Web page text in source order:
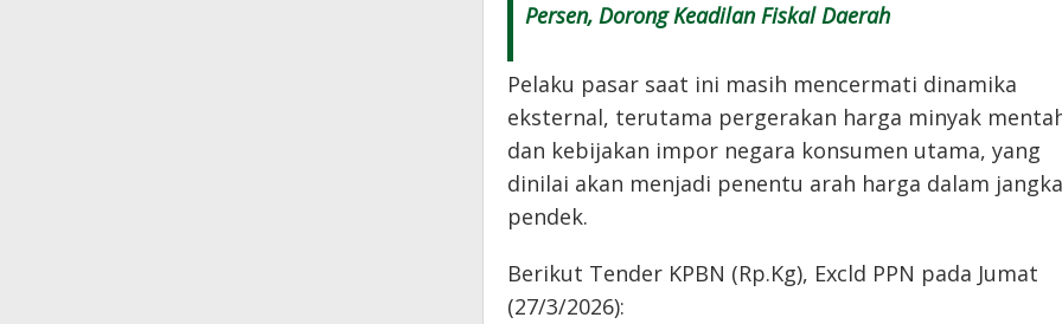
Persen, Dorong Keadilan Fiskal Daerah
Pelaku pasar saat ini masih mencermati dinamika
eksternal, terutama pergerakan harga minyak
dan kebijakan impor negara konsumen utama, yang
dinilai akan menjadi penentu arah harga dalam jangka
pendek.
Berikut Tender KPBN (Rp.Kg), Excld PPN pada Jumat
(27/3/2026):